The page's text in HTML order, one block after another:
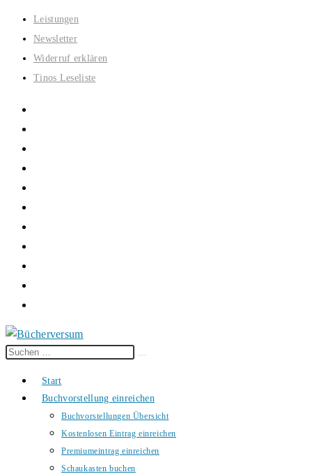
Zum
Inhalt
springen
Leistungen
Newsletter
Widerruf erklären
Tinos Leseliste
Diese
durchsuchen
Start
Buchvorstellung einreichen
Buchvorstellungen Übersicht
Kostenlosen Eintrag einreichen
Premiumeintrag einreichen
Schaukasten buchen